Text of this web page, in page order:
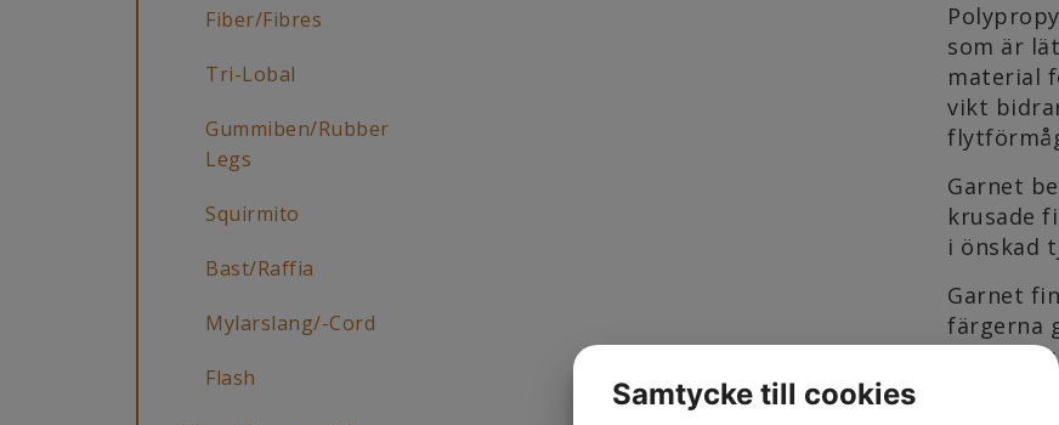
Fiber/Fibres
Tri-Lobal
Gummiben/Rubber
Legs
Squirmito
Bast/Raffia
Mylarslang/-Cord
Flash
som är
material
vikt
Garnet
krusade
i önskad
Garnet
färgerna
det
Detta
Samtycke till cookies